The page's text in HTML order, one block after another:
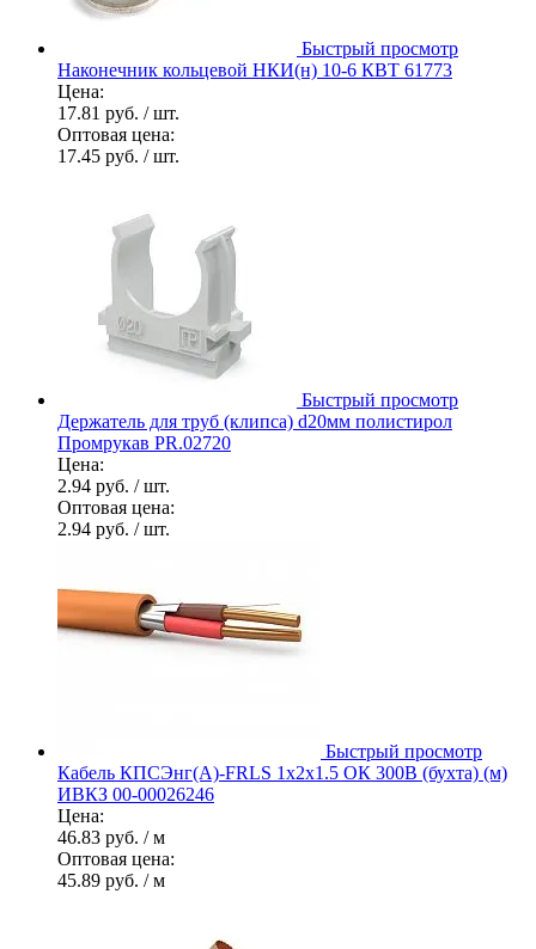
Быстрый просмотр
Наконечник кольцевой НКИ(н) 10-6 КВТ 61773
Цена:
17.81 руб. / шт.
Оптовая цена:
17.45 руб. / шт.
Быстрый просмотр
Держатель для труб (клипса) d20мм полистирол
Промрукав PR.02720
Цена:
2.94 руб. / шт.
Оптовая цена:
2.94 руб. / шт.
Быстрый просмотр
Кабель КПСЭнг(А)-FRLS 1х2х1.5 ОК 300В (бухта) (м)
ИВКЗ 00-00026246
Цена:
46.83 руб. / м
Оптовая цена:
45.89 руб. / м